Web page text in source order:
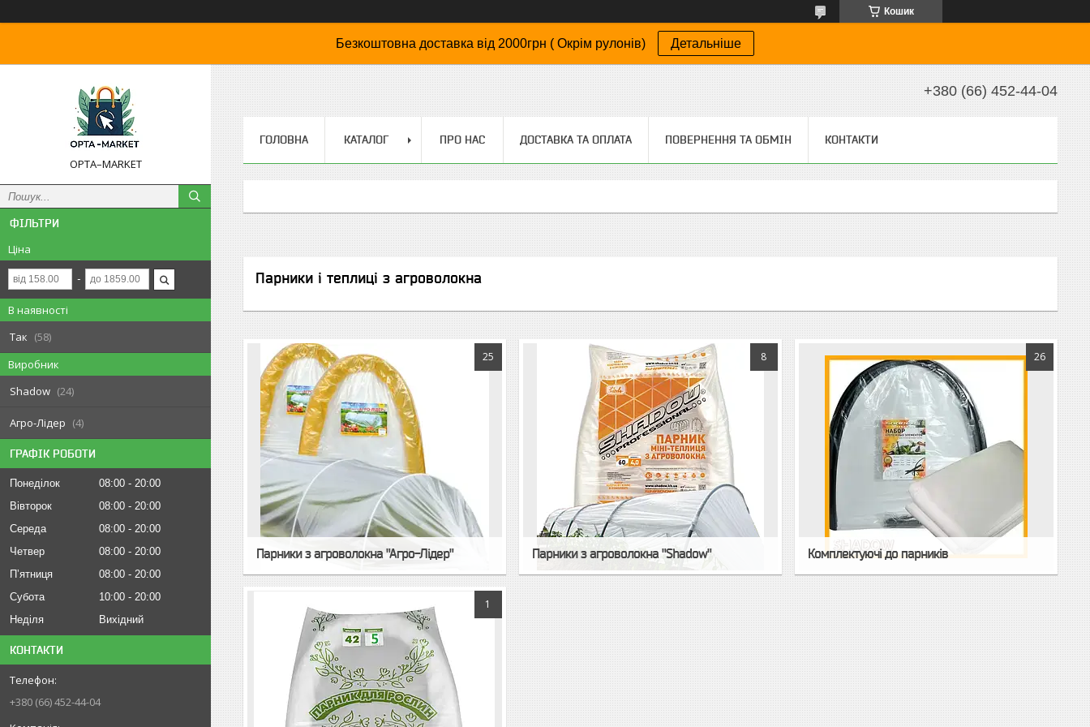
Кошик
Безкоштовна доставка від 2000грн ( Окрім рулонів) Детальніше
OPTA–MARKET
ФІЛЬТРИ
Ціна
В наявності
Так
58
Виробник
Shadow
24
Агро-Лідер 4
ГРАФІК РОБОТИ
Понеділок 08:00
20:00
Вівторок
08:00
20:00
Середа
08:00
20:00
Четвер
08:00
20:00
Пʼятниця
08:00
20:00
Субота
10:00
20:00
Неділя
Вихідний
КОНТАКТИ
+380 (66) 452-44-04
+380 (66) 452-44-04
ГОЛОВНА КАТАЛОГ ПРО НАС ДОСТАВКА ТА ОПЛАТА ПОВЕРНЕННЯ ТА ОБМІН КОНТАКТИ
Парники і теплиці з агроволокна
25
Парники з агроволокна "Агро-Лідер"
8
Парники з агроволокна "Shadow"
26
Комплектуючі до парників
1